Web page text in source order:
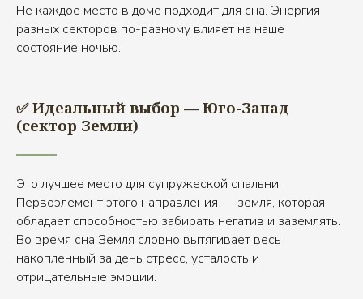
Не каждое место в доме подходит для сна. Энергия
разных секторов по-разному влияет на наше
состояние ночью.
✅ Идеальный выбор — Юго-Запад
(сектор Земли)
Это лучшее место для супружеской спальни.
Первоэлемент этого направления — земля, которая
обладает способностью забирать негатив и заземлять.
Во время сна Земля словно вытягивает весь
накопленный за день стресс, усталость и
отрицательные эмоции.